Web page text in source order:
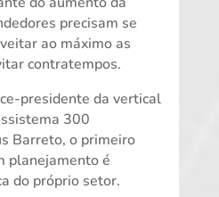
precisam se
ao máximo as
contratempos.
presidente da vertical
300
Barreto, o primeiro
planejamento é
do próprio setor.